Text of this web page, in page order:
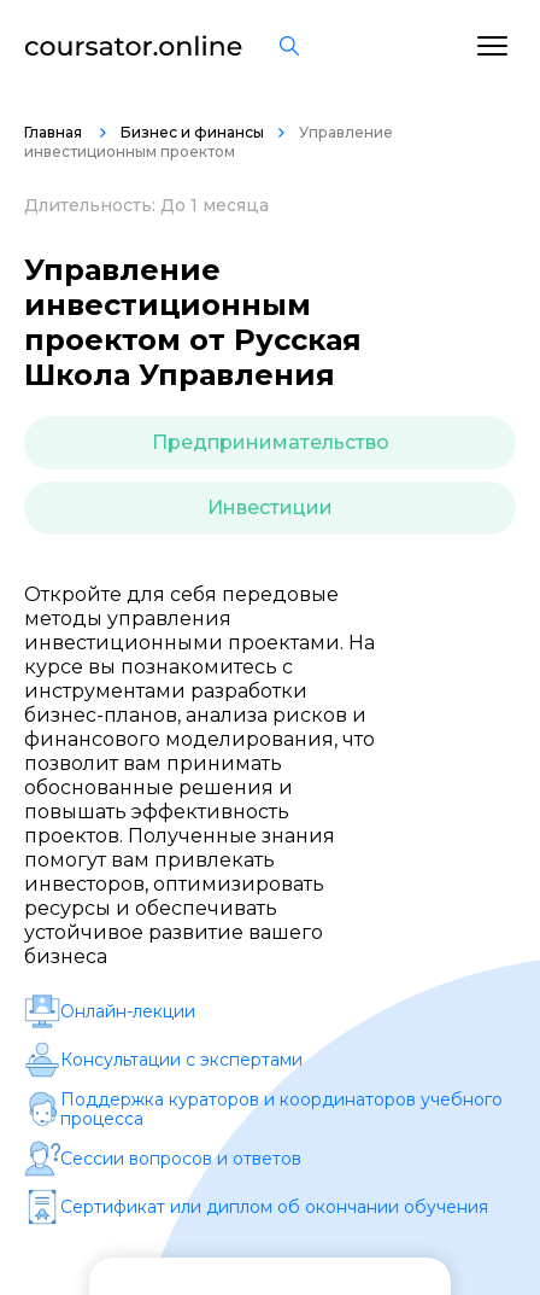
Главная Бизнес и финансы
Управление
инвестиционным проектом
Длительность: До 1 месяца
Управление
инвестиционным
проектом от Русская
Школа Управления
Предпринимательство
Инвестиции
Откройте для себя передовые
методы управления
инвестиционными проектами. На
курсе вы познакомитесь с
инструментами разработки
бизнес-планов, анализа рисков и
финансового моделирования, что
позволит вам принимать
обоснованные решения и
повышать эффективность
проектов. Полученные знания
помогут вам привлекать
инвесторов, оптимизировать
ресурсы и обеспечивать
устойчивое развитие вашего
бизнеса
Онлайн-лекции
Консультации с экспертами
Поддержка кураторов и координаторов учебного
процесса
Сессии вопросов и ответов
Сертификат или диплом об окончании обучения
Подача материала *
Программа обучения *
Уровень организации *